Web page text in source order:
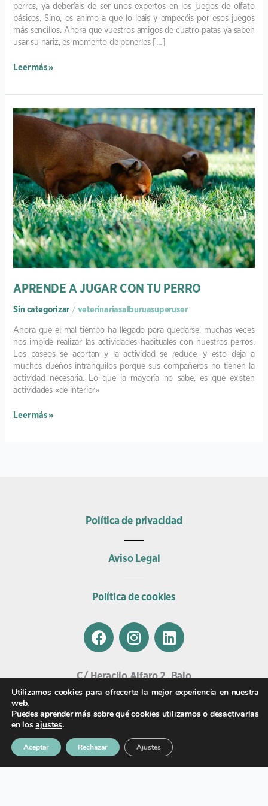
perros, ya deberíais de ser unos expertos en los juegos de olfato
básicos. Sino, os animo a que lo leáis y empecéis por esos juegos
más sencillos. Ahora que vuestros amigos de cuatro patas ya saben
usar su nariz, es momento de ponerles […]
Leer más »
APRENDE A JUGAR CON TU PERRO
Sin categorizar / veterinariasalburuasuperuser
Ahora que el mal tiempo ha llegado para quedarse, muchas veces
nos impide realizar las actividades habituales con nuestros perros.
Los paseos se acortan y la actividad se reduce, y esto deja a
muchos dueños intranquilos porque sus compañeros no tienen la
actividad necesaria. Lo que la mayoría no sabe, es que existen
actividades «de interior»
APRENDE
PERRO
Leer más »
Política de privacidad
Aviso Legal
Política de cookies
F
a
e
b
o
k
I
n
t
a
r
a
m
L
i
k
e
i
C/ Heraclio Alfaro 2, Bajo
01002, Vitoria.
Email
veterinariasalburua@clinicaswecan.com
Teléfono
945 009 009
Utilizamos cookies para ofrecerte la mejor experiencia en nuestra
web.
Puedes aprender más sobre qué cookies utilizamos o desactivarlas
en losajustes.
Aceptar Rechazar Ajustes